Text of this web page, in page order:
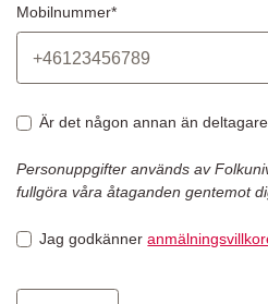
Mobilnummer*
Är det någon annan än
Personuppgifter används av
fullgöra våra åtaganden gentemot
Jag godkänner